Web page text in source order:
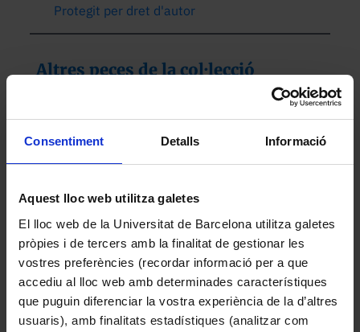
Consentiment Detalls Informació
Aquest lloc web utilitza galetes
El lloc web de la Universitat de Barcelona utilitza galetes
pròpies i de tercers amb la finalitat de gestionar les
vostres preferències (recordar informació per a que
accediu al lloc web amb determinades característiques
que puguin diferenciar la vostra experiència de la d’altres
usuaris), amb finalitats estadístiques (analitzar com
Protegit per dret d'autor
Altres peces de la col·lecció
Generador de senyals de radiofreqüència FM/AM
Philips